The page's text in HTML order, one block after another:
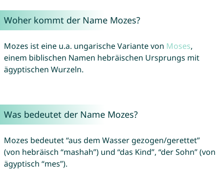
Woher kommt der Name Mozes?
Mozes ist eine u.a. ungarische Variante von Moses,
einem biblischen Namen hebräischen Ursprungs mit
ägyptischen Wurzeln.
Was bedeutet der Name Mozes?
Mozes bedeutet “aus dem Wasser gezogen/gerettet”
(von hebräisch “mashah”) und “das Kind”, “der Sohn” (von
ägyptisch “mes”).